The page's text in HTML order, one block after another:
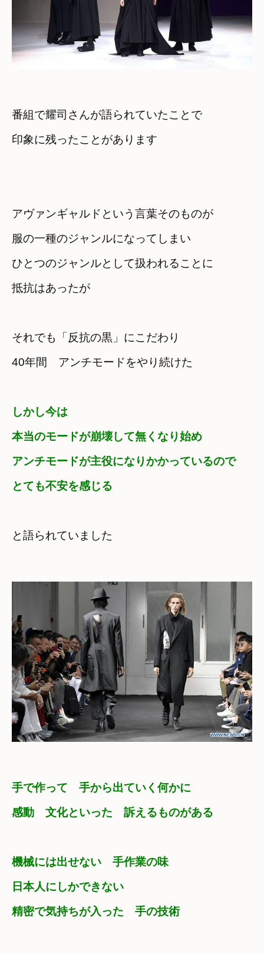
番組で耀司さんが語られていたことで
印象に残ったことがあります
アヴァンギャルドという言葉そのものが
服の一種のジャンルになってしまい
ひとつのジャンルとして扱われることに
抵抗はあったが
それでも「反抗の黒」にこだわり
40年間　アンチモードをやり続けた
しかし今は
本当のモードが崩壊して無くなり始め
アンチモードが主役になりかかっているので
とても不安を感じる
と語られていました
手で作って　手から出ていく何かに
感動　文化といった　訴えるものがある
機械には出せない　手作業の味
日本人にしかできない
精密で気持ちが入った　手の技術